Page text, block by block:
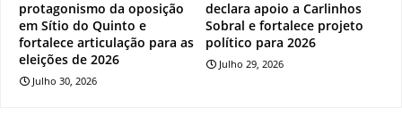
protagonismo da oposição
em Sítio do Quinto e
fortalece articulação para as
eleições de 2026
Julho 30, 2026
declara apoio a Carlinhos
Sobral e fortalece projeto
político para 2026
Julho 29, 2026